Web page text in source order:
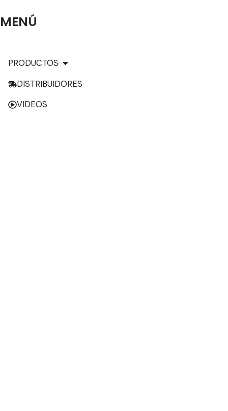
MENÚ
PRODUCTOS Open PRODUCTOS
DISTRIBUIDORES
VIDEOS